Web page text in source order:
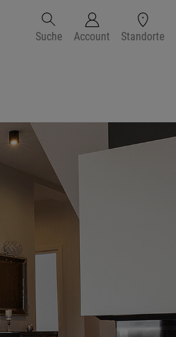
Suche Account Standorte